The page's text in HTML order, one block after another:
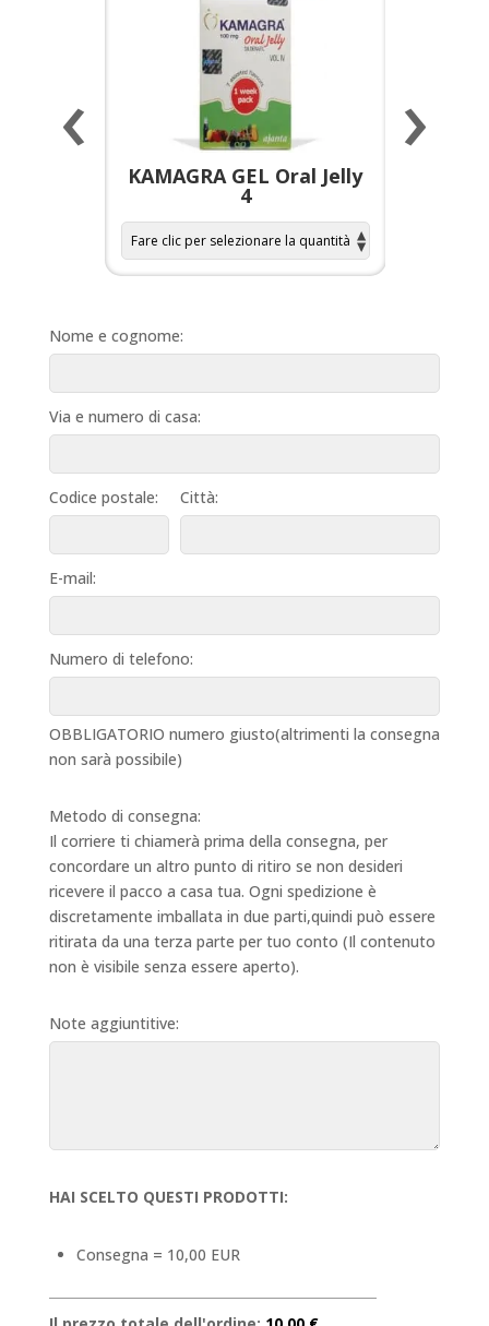
KAMAGRA GEL Oral Jelly
4
‹ ›
Nome e cognome:
Via e numero di casa:
Codice postale: Città:
E-mail:
Numero di telefono:
OBBLIGATORIO numero giusto(altrimenti la consegna
non sarà possibile)
Metodo di consegna:
Il corriere ti chiamerà prima della consegna, per
concordare un altro punto di ritiro se non desideri
ricevere il pacco a casa tua. Ogni spedizione è
discretamente imballata in due parti,quindi può essere
ritirata da una terza parte per tuo conto (Il contenuto
non è visibile senza essere aperto).
Note aggiuntitive:
HAI SCELTO QUESTI PRODOTTI:
Consegna = 10,00 EUR